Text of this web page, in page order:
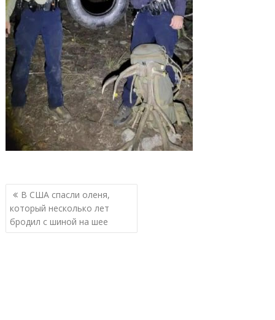
Навигация
по
записям
В США спасли оленя,
который несколько лет
бродил с шиной на шее